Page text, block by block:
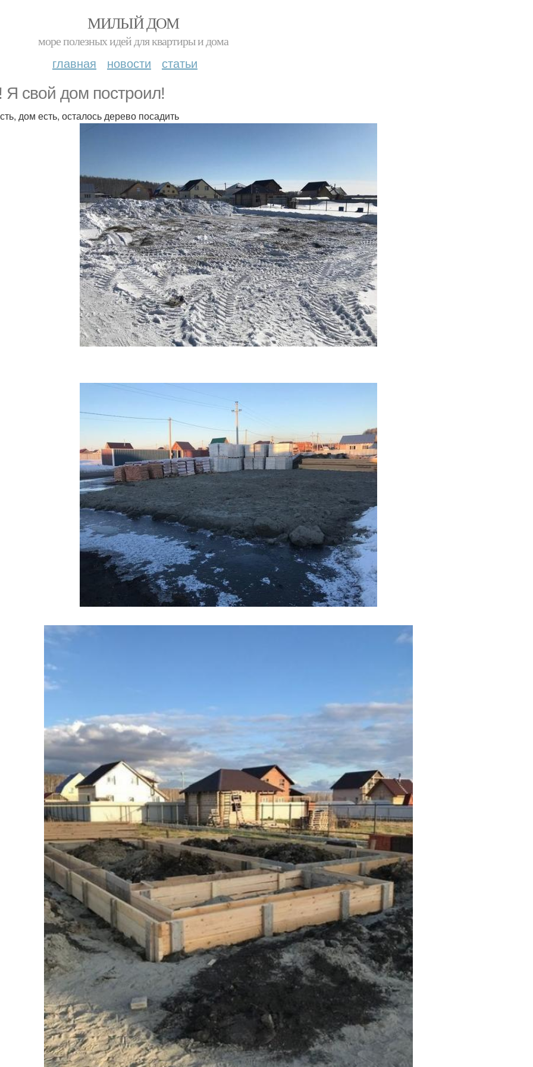
МИЛЫЙ ДОМ
море полезных идей для квартиры и дома
главная новости статьи
Я свой дом построил!
дом есть, осталось дерево посадить